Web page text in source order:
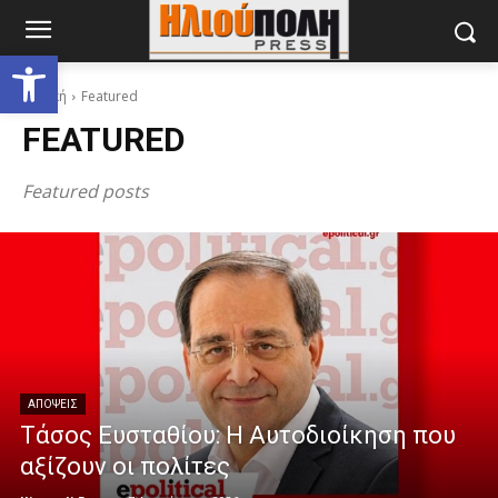
Ανοίξτε τη γραμμή εργαλείων
Αρχική Featured
FEATURED
Featured posts
ΑΠΟΨΕΙΣ
Τάσος Ευσταθίου: Η Αυτοδιοίκηση που
αξίζουν οι πολίτες